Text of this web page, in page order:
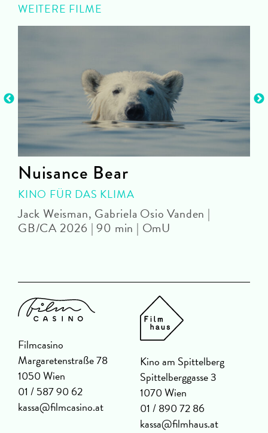
WEITERE FILME
Nuisance Bear
KINO FÜR DAS KLIMA
Jack Weisman, Gabriela Osio Vanden |
GB/CA 2026 | 90 min | OmU
Filmcasino
Margaretenstraße 78
1050 Wien
01 / 587 90 62
kassa@filmcasino.at
Kino am Spittelberg
Spittelberggasse 3
1070 Wien
01 / 890 72 86
kassa@filmhaus.at